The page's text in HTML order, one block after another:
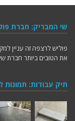
שי המבריק: חברת
פוליש לרצפה זה עניין
את הטובים ביותר חברת
תיק עבודות: תמונות